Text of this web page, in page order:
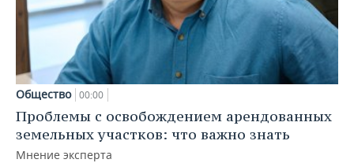
Общество 00:00
Проблемы с освобождением арендованных
земельных участков: что важно знать
Мнение эксперта